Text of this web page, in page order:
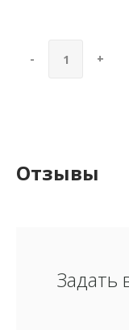
- +
Отзывы
Задать